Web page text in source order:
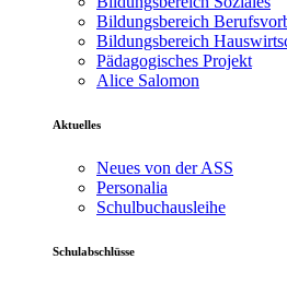
Bildungsbereich
Bildungsbereich
Pädagogisches Projekt
Alice Salomon
Aktuelles
Neues von der ASS
Personalia
Schulbuchausleihe
Schulabschlüsse